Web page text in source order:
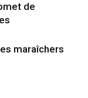
de
maraîchers